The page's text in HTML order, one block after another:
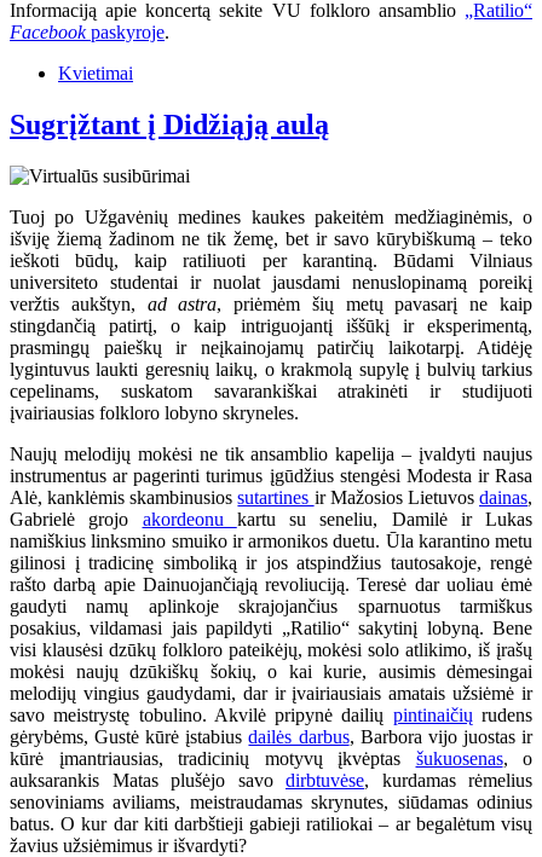
Informaciją apie koncertą sekite VU folkloro ansamblio „Ratilio“
Facebookpaskyroje.
Kvietimai
Sugrįžtant į Didžiąją aulą
Tuoj po Užgavėnių medines kaukes pakeitėm medžiaginėmis, o
išviję žiemą žadinom ne tik žemę, bet ir savo kūrybiškumą – teko
ieškoti būdų, kaip ratiliuoti per karantiną. Būdami Vilniaus
universiteto studentai ir nuolat jausdami nenuslopinamą poreikį
veržtis aukštyn, ad astra, priėmėm šių metų pavasarį ne kaip
stingdančią patirtį, o kaip intriguojantį iššūkį ir eksperimentą,
prasmingų paieškų ir neįkainojamų patirčių laikotarpį. Atidėję
lygintuvus laukti geresnių laikų, o krakmolą supylę į bulvių tarkius
cepelinams, suskatom savarankiškai atrakinėti ir studijuoti
įvairiausias folkloro lobyno skryneles.
Naujų melodijų mokėsi ne tik ansamblio kapelija – įvaldyti naujus
instrumentus ar pagerinti turimus įgūdžius stengėsi Modesta ir Rasa
Alė, kanklėmis skambinusiossutartines ir Mažosios Lietuvosdainas,
Gabrielė grojo akordeonu kartu su seneliu, Damilė ir Lukas
namiškius linksmino smuiko ir armonikos duetu. Ūla karantino metu
gilinosi į tradicinę simboliką ir jos atspindžius tautosakoje, rengė
rašto darbą apie Dainuojančiąją revoliuciją. Teresė dar uoliau ėmė
gaudyti namų aplinkoje skrajojančius sparnuotus tarmiškus
posakius, vildamasi jais papildyti „Ratilio“ sakytinį lobyną. Bene
visi klausėsi dzūkų folkloro pateikėjų, mokėsi solo atlikimo, iš įrašų
mokėsi naujų dzūkiškų šokių, o kai kurie, ausimis dėmesingai
melodijų vingius gaudydami, dar ir įvairiausiais amatais užsiėmė ir
savo meistrystę tobulino. Akvilė pripynė dailių pintinaičių rudens
gėrybėms, Gustė kūrė įstabiusdailės darbus, Barbora vijo juostas ir
kūrė įmantriausias, tradicinių motyvų įkvėptas šukuosenas, o
auksarankis Matas plušėjo savo dirbtuvėse, kurdamas rėmelius
senoviniams aviliams, meistraudamas skrynutes, siūdamas odinius
batus. O kur dar kiti darbštieji gabieji ratiliokai – ar begalėtum visų
žavius užsiėmimus ir išvardyti?